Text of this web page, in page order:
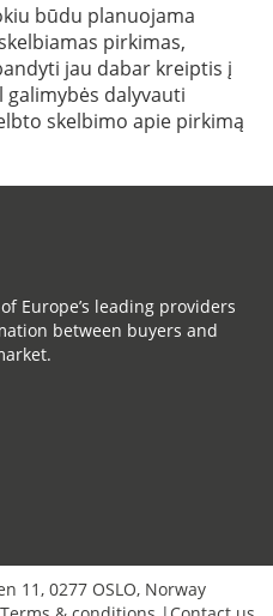
būdu planuojama
pirkimas,
jau dabar kreiptis į
galimybės dalyvauti
skelbimo apie pirkimą
Europe’s leading providers
between buyers and
11, 0277 OSLO, Norway